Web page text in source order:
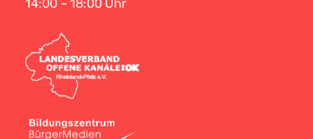
14:00 – 18:00 Uhr